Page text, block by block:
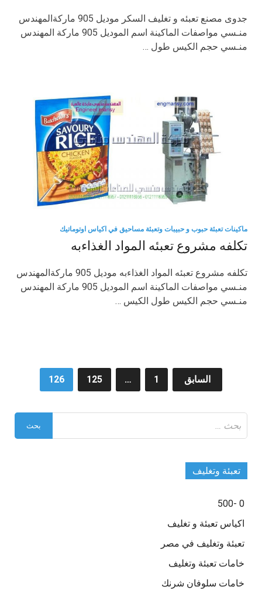
جدوى مصنع تعبئه و تغليف السكر موديل 905 ماركةالمهندس
منـسي مواصفات الماكينة اسم الموديل 905 ماركة المهندس
منـسي حجم الكيس طول …
ماكينات تعبئة حبوب و حبيبات وتعبئة مساحيق في اكياس اوتوماتيك
تكلفه مشروع تعبئه المواد الغذاءبه
تكلفه مشروع تعبئه المواد الغذاءبه موديل 905 ماركةالمهندس
منـسي مواصفات الماكينة اسم الموديل 905 ماركة المهندس
منـسي حجم الكيس طول الكيس …
المقالات
السابق 1
…
125
126
عن:
تعبئة وتغليف
0 -500
اكياس تعبئة و تغليف
تعبئة وتغليف في مصر
خامات تعبئة وتغليف
خامات سلوفان شرنك